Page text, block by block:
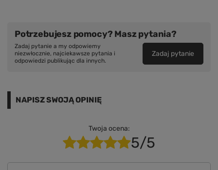
Potrzebujesz pomocy? Masz pytania?
Zadaj pytanie a my odpowiemy
niezwłocznie, najciekawsze pytania i
odpowiedzi publikując dla innych.
Zadaj pytanie
NAPISZ SWOJĄ OPINIĘ
Twoja ocena:
5/5